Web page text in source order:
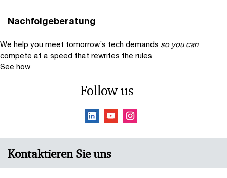
Nachfolgeberatung
We help you meet tomorrow’s tech demands so you can
compete at a speed that rewrites the rules
See how
Follow us
Kontaktieren Sie uns